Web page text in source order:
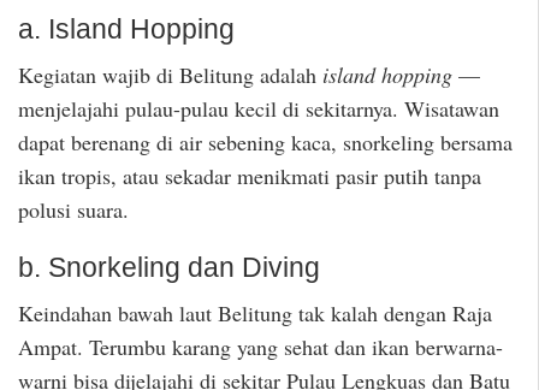
a. Island Hopping
Kegiatan wajib di Belitung adalah island hopping —
menjelajahi pulau-pulau kecil di sekitarnya. Wisatawan
dapat berenang di air sebening kaca, snorkeling bersama
ikan tropis, atau sekadar menikmati pasir putih tanpa
polusi suara.
b. Snorkeling dan Diving
Keindahan bawah laut Belitung tak kalah dengan Raja
Ampat. Terumbu karang yang sehat dan ikan berwarna-
warni bisa dijelajahi di sekitar Pulau Lengkuas dan Batu